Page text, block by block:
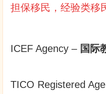
担保移民，经验类移
ICEF Agency – 国际
TICO Registered